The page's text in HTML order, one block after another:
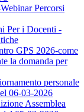
Percorsi
Per i Docenti -
GPS 2026-come
la domanda per
personale
06-03-2026
Assemblea